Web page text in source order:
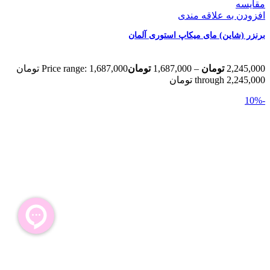
مقایسه
افزودن به علاقه مندی
برنزر (شاین) مای میکاپ استوری آلمان
2,245,000 تومان –
1,687,000 تومان
Price range: 1,687,000 تومان
through 2,245,000 تومان
-10%